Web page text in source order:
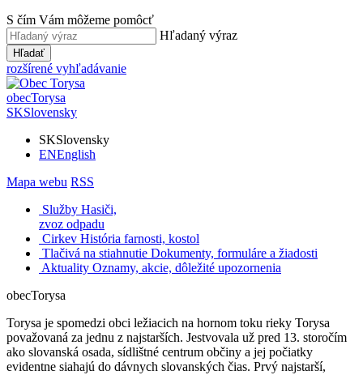
S čím Vám môžeme pomôcť
Hľadaný výraz
Hľadať
rozšírené vyhľadávanie
obecTorysa
SKSlovensky
SKSlovensky
ENEnglish
Mapa webu RSS
Služby Hasiči,
zvoz odpadu
Cirkev História farnosti, kostol
Tlačivá na stiahnutie Dokumenty, formuláre a žiadosti
Aktuality Oznamy, akcie, dôležité upozornenia
obecTorysa
Torysa je spomedzi obci ležiacich na hornom toku rieky Torysa
považovaná za jednu z najstarších. Jestvovala už pred 13. storočím
ako slovanská osada, sídlištné centrum občiny a jej počiatky
evidentne siahajú do dávnych slovanských čias. Prvý najstarší,